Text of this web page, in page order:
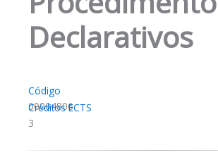
Declarativos
Código
00004806
Créditos ECTS
3